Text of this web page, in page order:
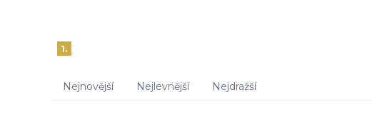
1.
Nejnovější Nejlevnější Nejdražší